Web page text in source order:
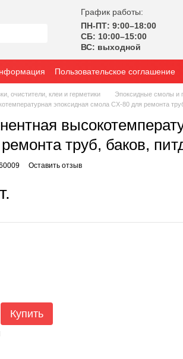
График работы:
ПН-ПТ: 9:00–18:00
СБ: 10:00–15:00
ВС: выходной
Пользовательское соглашение
очистители, клеи и герметики Эпоксидные смолы и
эпоксидная смола CX-80 для ремонта
труб, баков,
Оставить отзыв
Купить